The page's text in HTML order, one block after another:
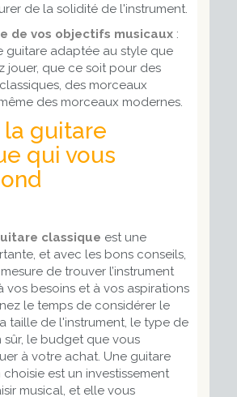
de la solidité de l'instrument.
de vos objectifs musicaux:
guitare adaptée au style que
jouer, que ce soit pour des
des morceaux
des morceaux modernes.
la guitare
qui vous
classique est une
et avec les bons conseils,
de trouver l’instrument
vos besoins et à vos aspirations
le temps de considérer le
taille de l'instrument, le type de
sûr, le budget que vous
à votre achat. Une guitare
est un investissement
musical, et elle vous